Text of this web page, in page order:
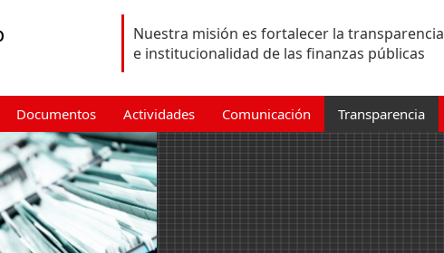
Nuestra misión es fortalecer la transparencia
e institucionalidad de las finanzas públicas
Documentos Actividades Comunicación Transparencia